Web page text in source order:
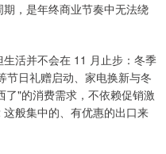
，是年终商业节奏中无法绕
活并不会在 11 月止步：冬季
节日礼赠启动、家电换新与冬
"的消费需求，不依赖促销激
般集中的、有优惠的出口来